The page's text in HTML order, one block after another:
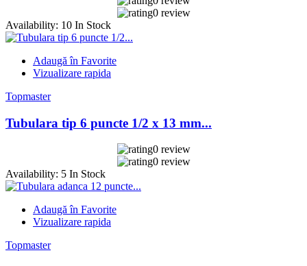
0 review
Availability: 10 In Stock
Adaugă în Favorite
Vizualizare rapida
Topmaster
Tubulara tip 6 puncte 1/2 x 13 mm...
0 review
0 review
Availability: 5 In Stock
Adaugă în Favorite
Vizualizare rapida
Topmaster